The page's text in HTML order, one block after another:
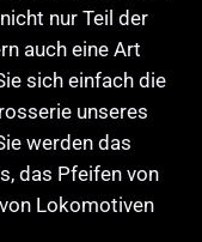
nur Teil der
auch eine Art
sich einfach die
unseres
werden das
das Pfeifen von
Lokomotiven